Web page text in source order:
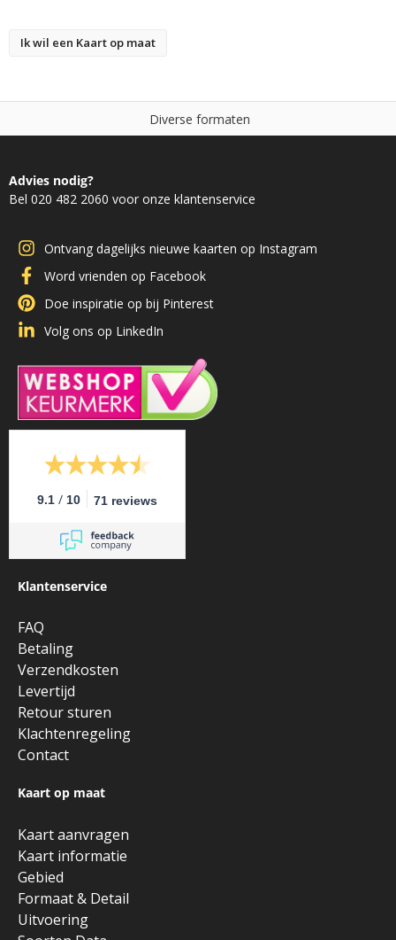
Ik wil een Kaart op maat
Diverse formaten
Advies nodig?
Bel 020 482 2060 voor onze klantenservice
Ontvang dagelijks nieuwe kaarten op Instagram
Word vrienden op Facebook
Doe inspiratie op bij Pinterest
Volg ons op LinkedIn
9.1 / 10 71 reviews
Klantenservice
FAQ
Betaling
Verzendkosten
Levertijd
Retour sturen
Klachtenregeling
Contact
Kaart op maat
Kaart aanvragen
Kaart informatie
Gebied
Formaat & Detail
Uitvoering